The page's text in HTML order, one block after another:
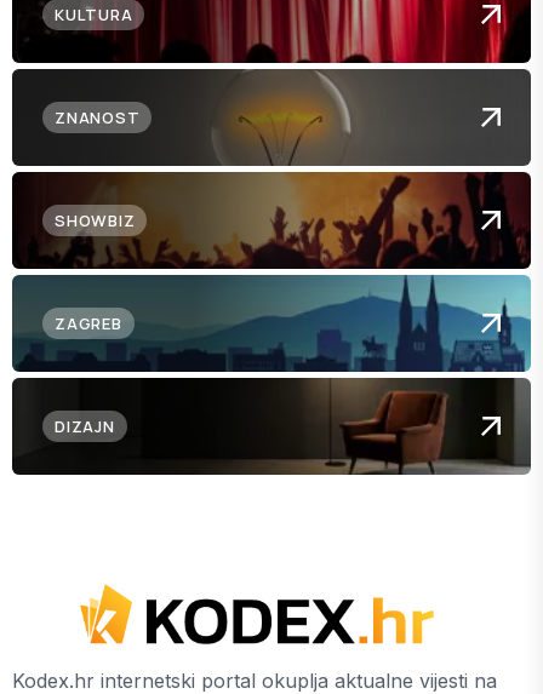
KULTURA
ZNANOST
SHOWBIZ
ZAGREB
DIZAJN
Kodex.hr internetski portal okuplja aktualne vijesti na